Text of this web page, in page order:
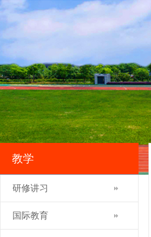
教学
研修讲习
国际教育